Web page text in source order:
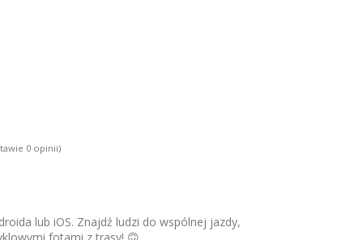
0 opinii)
lub iOS. Znajdź ludzi do wspólnej jazdy,